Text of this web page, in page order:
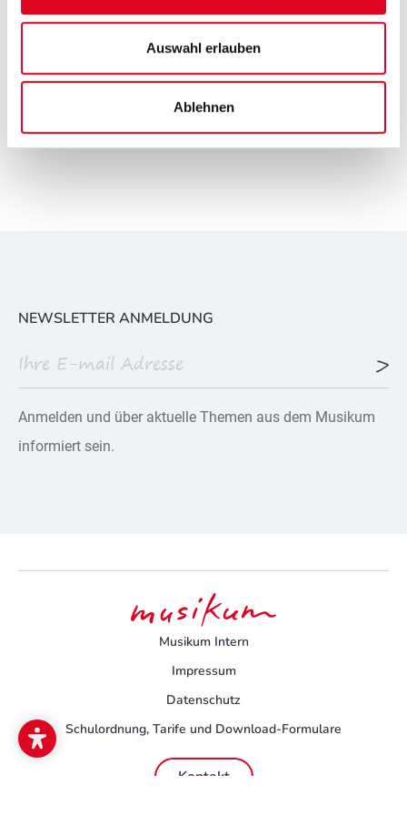
Auswahl erlauben
Ablehnen
NEWSLETTER ANMELDUNG
Anmelden und über aktuelle Themen aus dem Musikum
informiert sein.
Musikum Intern
Impressum
Datenschutz
Schulordnung, Tarife und Download-Formulare
Kontakt